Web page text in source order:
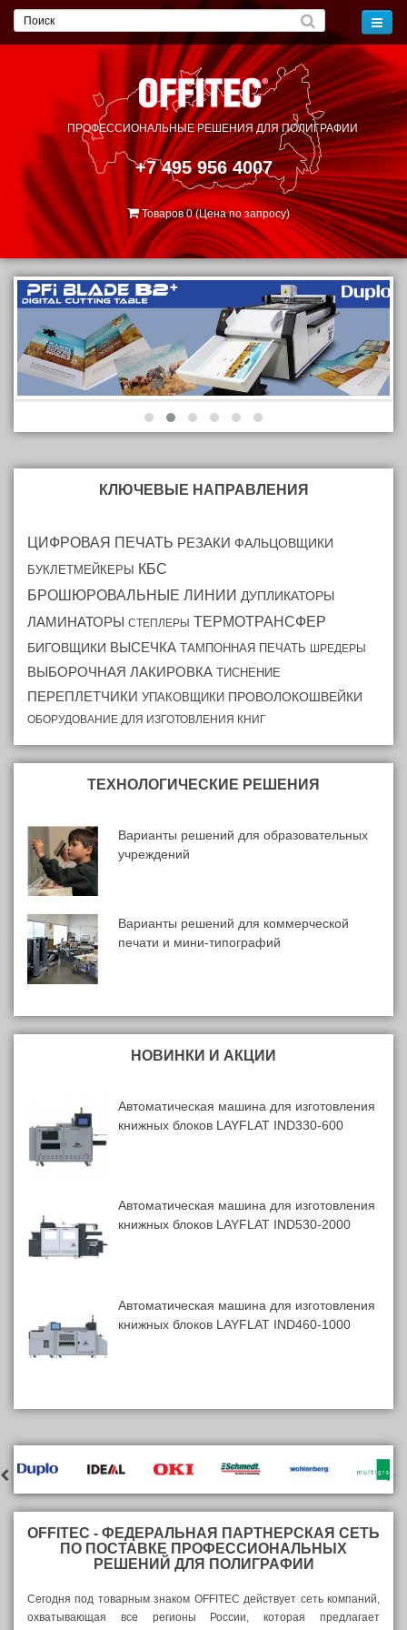
ПРОФЕССИОНАЛЬНЫЕ РЕШЕНИЯДЛЯ ПОЛИГРАФИИ
+7 495 956 4007
Товаров 0 (Цена по запросу)
КЛЮЧЕВЫЕ НАПРАВЛЕНИЯ
ЦИФРОВАЯ ПЕЧАТЬ РЕЗАКИ ФАЛЬЦОВЩИКИ
БУКЛЕТМЕЙКЕРЫ
КБС
БРОШЮРОВАЛЬНЫЕ ЛИНИИ ДУПЛИКАТОРЫ
ЛАМИНАТОРЫ СТЕПЛЕРЫ ТЕРМОТРАНСФЕР
БИГОВЩИКИ ВЫСЕЧКА ТАМПОННАЯ ПЕЧАТЬ ШРЕДЕРЫ
ВЫБОРОЧНАЯ ЛАКИРОВКА ТИСНЕНИЕ
ПЕРЕПЛЕТЧИКИ УПАКОВЩИКИ ПРОВОЛОКОШВЕЙКИ
ОБОРУДОВАНИЕ ДЛЯ ИЗГОТОВЛЕНИЯ КНИГ
ТЕХНОЛОГИЧЕСКИЕ РЕШЕНИЯ
Варианты решений для образовательных
учреждений
Варианты решений для коммерческой
печати и мини-типографий
НОВИНКИ И АКЦИИ
Автоматическая машина для изготовления
книжных блоков LAYFLAT IND330-600
Автоматическая машина для изготовления
книжных блоков LAYFLAT IND530-2000
Автоматическая машина для изготовления
книжных блоков LAYFLAT IND460-1000
OFFITEC - ФЕДЕРАЛЬНАЯ ПАРТНЕРСКАЯ СЕТЬ
ПО ПОСТАВКЕ ПРОФЕССИОНАЛЬНЫХ
РЕШЕНИЙ ДЛЯ ПОЛИГРАФИИ
Сегодня под товарным знаком OFFITEC действует сеть компаний,
охватывающая все регионы России, которая предлагает